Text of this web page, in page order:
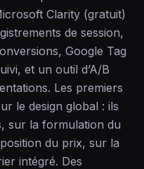
Clarity (gratuit)
de session,
Google Tag
et un outil d’A/B
Les premiers
le design global : ils
sur la formulation du
du prix, sur la
intégré. Des